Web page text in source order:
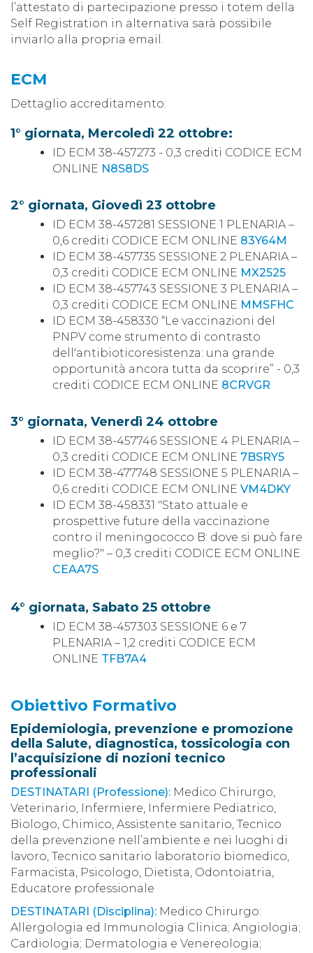
l’attestato di partecipazione presso i totem della
Self Registration in alternativa sarà possibile
inviarlo alla propria email.
ECM
Dettaglio accreditamento:
1° giornata, Mercoledì 22 ottobre:
ID ECM 38-457273 - 0,3 crediti CODICE ECM
ONLINE N8S8DS
2° giornata, Giovedì 23 ottobre
ID ECM 38-457281 SESSIONE 1 PLENARIA –
0,6 crediti CODICE ECM ONLINE 83Y64M
ID ECM 38-457735 SESSIONE 2 PLENARIA –
0,3 crediti CODICE ECM ONLINE MX2525
ID ECM 38-457743 SESSIONE 3 PLENARIA –
0,3 crediti CODICE ECM ONLINE MMSFHC
ID ECM 38-458330 “Le vaccinazioni del
PNPV come strumento di contrasto
dell'antibioticoresistenza: una grande
opportunità ancora tutta da scoprire” - 0,3
crediti CODICE ECM ONLINE 8CRVGR
3° giornata, Venerdì 24 ottobre
ID ECM 38-457746 SESSIONE 4 PLENARIA –
0,3 crediti CODICE ECM ONLINE 7BSRY5
ID ECM 38-477748 SESSIONE 5 PLENARIA –
0,6 crediti CODICE ECM ONLINE VM4DKY
ID ECM 38-458331 "Stato attuale e
prospettive future della vaccinazione
contro il meningococco B: dove si può fare
meglio?" – 0,3 crediti CODICE ECM ONLINE
CEAA7S
4° giornata, Sabato 25 ottobre
ID ECM 38-457303 SESSIONE 6 e 7
PLENARIA – 1,2 crediti CODICE ECM
ONLINE TFB7A4
Obiettivo Formativo
Epidemiologia, prevenzione e promozione
della Salute, diagnostica, tossicologia con
l’acquisizione di nozioni tecnico
professionali
DESTINATARI (Professione): Medico Chirurgo,
Veterinario, Infermiere, Infermiere Pediatrico,
Biologo, Chimico, Assistente sanitario, Tecnico
della prevenzione nell’ambiente e nei luoghi di
lavoro, Tecnico sanitario laboratorio biomedico,
Farmacista, Psicologo, Dietista, Odontoiatria,
Educatore professionale
DESTINATARI (Disciplina): Medico Chirurgo:
Allergologia ed Immunologia Clinica; Angiologia;
Cardiologia; Dermatologia e Venereologia;